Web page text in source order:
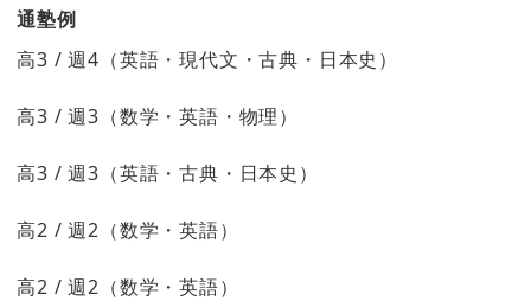
通塾例
高3 / 週4（英語・現代文・古典・日本史）
高3 / 週3（数学・英語・物理）
高3 / 週3（英語・古典・日本史）
高2 / 週2（数学・英語）
高2 / 週2（数学・英語）